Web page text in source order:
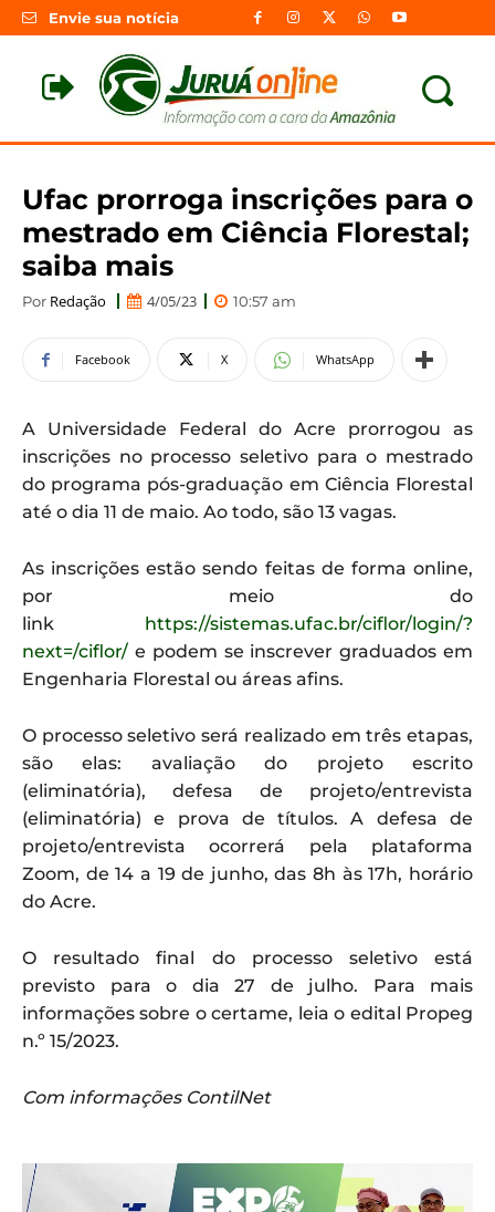
Envie sua notícia
Ufac prorroga inscrições para o
mestrado em Ciência Florestal;
saiba mais
Por Redação 4/05/23 10:57 am
Facebook X WhatsApp
A Universidade Federal do Acre prorrogou as
inscrições no processo seletivo para o mestrado
do programa pós-graduação em Ciência Florestal
até o dia 11 de maio. Ao todo, são 13 vagas.
As inscrições estão sendo feitas de forma online,
por meio do
link
https://sistemas.ufac.br/ciflor/login/?
next=/ciflor/ e podem se inscrever graduados em
Engenharia Florestal ou áreas afins.
O processo seletivo será realizado em três etapas,
são elas: avaliação do projeto escrito
(eliminatória), defesa de projeto/entrevista
(eliminatória) e prova de títulos. A defesa de
projeto/entrevista ocorrerá pela plataforma
Zoom, de 14 a 19 de junho, das 8h às 17h, horário
do Acre.
O resultado final do processo seletivo está
previsto para o dia 27 de julho. Para mais
informações sobre o certame, leia o edital Propeg
n.º 15/2023.
Com informações ContilNet